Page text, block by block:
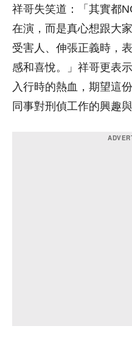
祥哥失笑道：「其實都
在演，而是真心想跟大
受害人、伸張正義時，
感和喜悅。」祥哥更表
入行時的熱血，期望這
同事對刑偵工作的興趣與